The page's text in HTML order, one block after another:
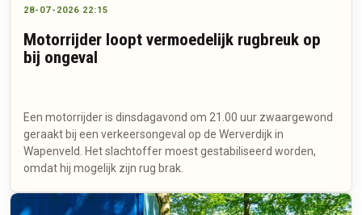
28-07-2026 22:15
Motorrijder loopt vermoedelijk rugbreuk op
bij ongeval
Een motorrijder is dinsdagavond om 21.00 uur zwaargewond
geraakt bij een verkeersongeval op de Werverdijk in
Wapenveld. Het slachtoffer moest gestabiliseerd worden,
omdat hij mogelijk zijn rug brak.